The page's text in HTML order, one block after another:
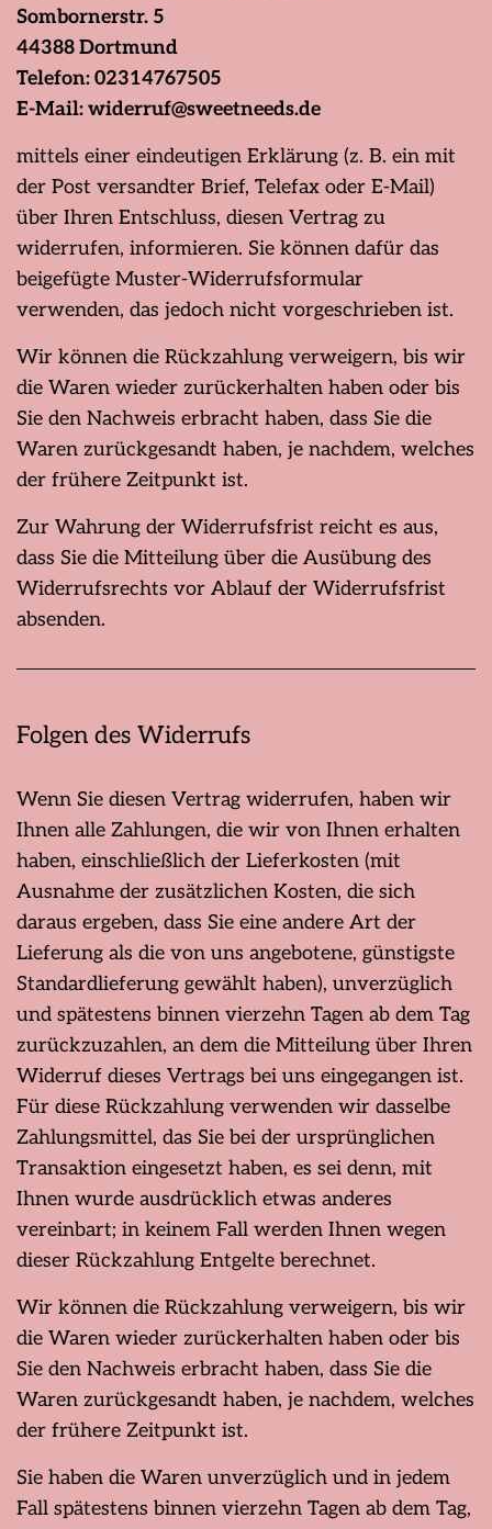
Sombornerstr. 5
44388 Dortmund
Telefon: 02314767505
E-Mail:widerruf@sweetneeds.de
mittels einer eindeutigen Erklärung (z. B. ein mit
der Post versandter Brief, Telefax oder E-Mail)
über Ihren Entschluss, diesen Vertrag zu
widerrufen, informieren. Sie können dafür das
beigefügte Muster-Widerrufsformular
verwenden, das jedoch nicht vorgeschrieben ist.
Wir können die Rückzahlung verweigern, bis wir
die Waren wieder zurückerhalten haben oder bis
Sie den Nachweis erbracht haben, dass Sie die
Waren zurückgesandt haben, je nachdem, welches
der frühere Zeitpunkt ist.
Zur Wahrung der Widerrufsfrist reicht es aus,
dass Sie die Mitteilung über die Ausübung des
Widerrufsrechts vor Ablauf der Widerrufsfrist
absenden.
Folgen des Widerrufs
Wenn Sie diesen Vertrag widerrufen, haben wir
Ihnen alle Zahlungen, die wir von Ihnen erhalten
haben, einschließlich der Lieferkosten (mit
Ausnahme der zusätzlichen Kosten, die sich
daraus ergeben, dass Sie eine andere Art der
Lieferung als die von uns angebotene, günstigste
Standardlieferung gewählt haben), unverzüglich
und spätestens binnen vierzehn Tagen ab dem Tag
zurückzuzahlen, an dem die Mitteilung über Ihren
Widerruf dieses Vertrags bei uns eingegangen ist.
Für diese Rückzahlung verwenden wir dasselbe
Zahlungsmittel, das Sie bei der ursprünglichen
Transaktion eingesetzt haben, es sei denn, mit
Ihnen wurde ausdrücklich etwas anderes
vereinbart; in keinem Fall werden Ihnen wegen
dieser Rückzahlung Entgelte berechnet.
Wir können die Rückzahlung verweigern, bis wir
die Waren wieder zurückerhalten haben oder bis
Sie den Nachweis erbracht haben, dass Sie die
Waren zurückgesandt haben, je nachdem, welches
der frühere Zeitpunkt ist.
Sie haben die Waren unverzüglich und in jedem
Fall spätestens binnen vierzehn Tagen ab dem Tag,